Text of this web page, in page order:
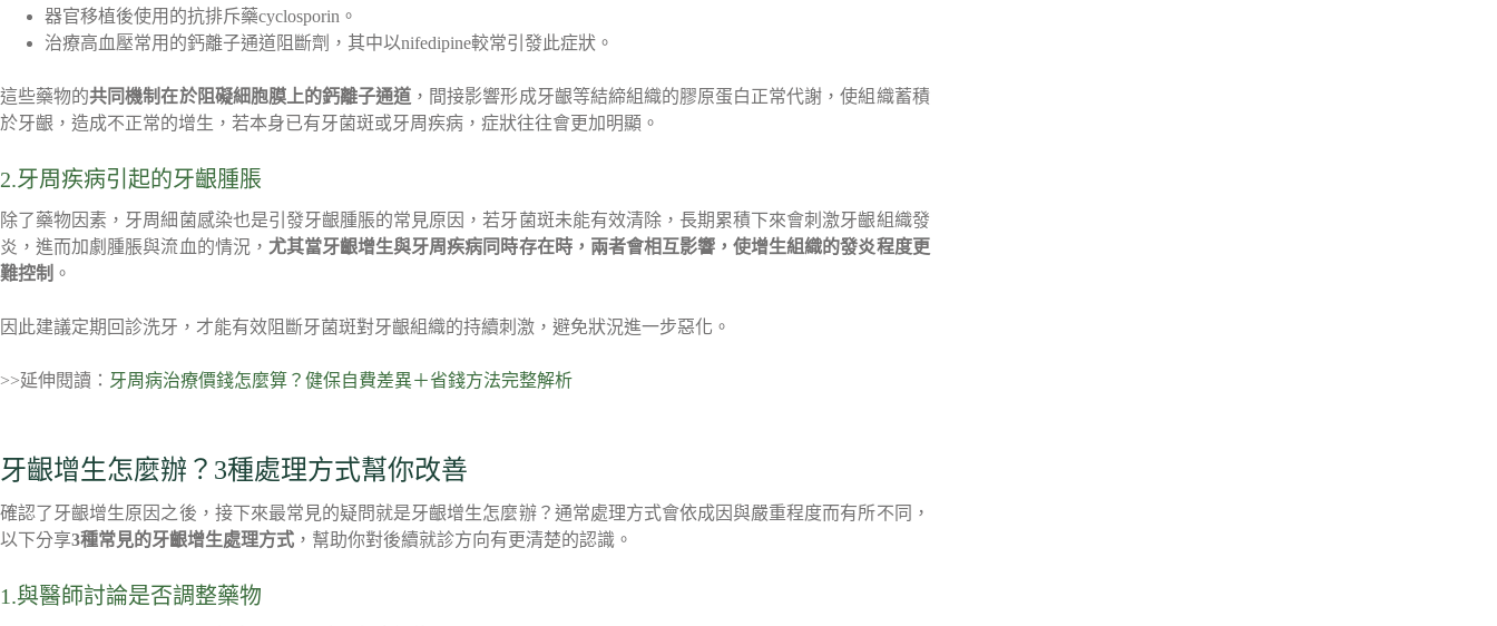
器官移植後使用的抗排斥藥cyclosporin。
治療高血壓常用的鈣離子通道阻斷劑，其中以nifedipine較常引發此症狀。
這些藥物的共同機制在於阻礙細胞膜上的鈣離子通道 ，間接影響形成牙齦等結締組織的膠原蛋白正常代謝，使組織蓄積
於牙齦，造成不正常的增生，若本身已有牙菌斑或牙周疾病，症狀往往會更加明顯。
2.牙周疾病引起的牙齦腫脹
除了藥物因素，牙周細菌感染也是引發牙齦腫脹的常見原因，若牙菌斑未能有效清除，長期累積下來會刺激牙齦組織發
炎，進而加劇腫脹與流血的情況， 尤其當牙齦增生與牙周疾病同時存在時，兩者會相互影響，使增生組織的發炎程度更
難控制 。
因此建議定期回診洗牙，才能有效阻斷牙菌斑對牙齦組織的持續刺激，避免狀況進一步惡化。
>>延伸閱讀： 牙周病治療價錢怎麼算？健保自費差異＋省錢方法完整解析
牙齦增生怎麼辦？3種處理方式幫你改善
確認了牙齦增生原因之後，接下來最常見的疑問就是牙齦增生怎麼辦？通常處理方式會依成因與嚴重程度而有所不同，
以下分享3種常見的牙齦增生處理方式 ，幫助你對後續就診方向有更清楚的認識。
1.與醫師討論是否調整藥物